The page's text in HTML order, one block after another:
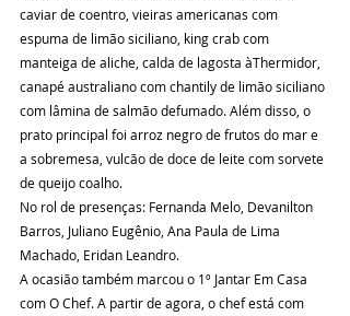
caviar de coentro, vieiras americanas com
espuma de limão siciliano, king crab com
manteiga de aliche, calda de lagosta àThermidor,
canapé australiano com chantily de limão siciliano
com lâmina de salmão defumado. Além disso, o
prato principal foi arroz negro de frutos do mar e
a sobremesa, vulcão de doce de leite com sorvete
de queijo coalho.
No rol de presenças: Fernanda Melo, Devanilton
Barros, Juliano Eugênio, Ana Paula de Lima
Machado, Eridan Leandro.
A ocasião também marcou o 1º Jantar Em Casa
com O Chef. A partir de agora, o chef está com